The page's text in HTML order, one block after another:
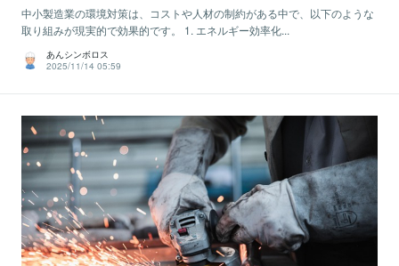
中小製造業の環境対策は、コストや人材の制約がある中で、以下のような
取り組みが現実的で効果的です。 1. エネルギー効率化...
あんシンボロス
2025/11/14 05:59